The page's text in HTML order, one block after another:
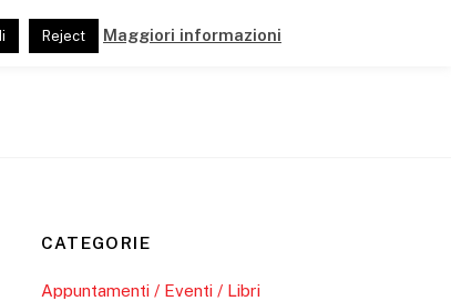
Pubblicazioni Link e Partner
CATEGORIE
Appuntamenti / Eventi / Libri
Reject Maggiori informazioni